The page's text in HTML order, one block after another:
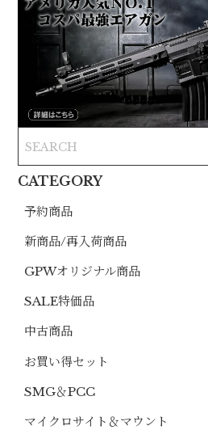
CATEGORY
予約商品
新商品/再入荷商品
GPWオリジナル商品
SALE特価品
中古商品
お買い得セット
SMG＆PCC
マイクロサイト＆マウント